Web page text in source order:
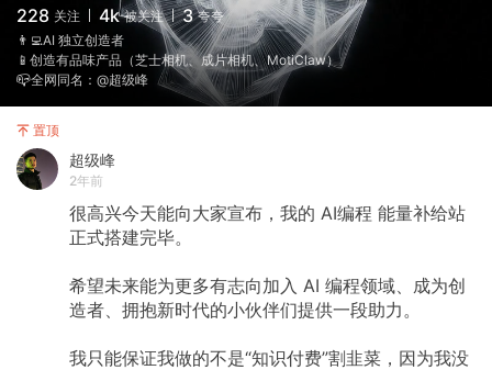
228 关注 4k 被关注 3 夸夸
👨‍💻AI 独立创造者
📱创造有品味产品（芝士相机、成片相机、MotiClaw）
📪全网同名：@超级峰
置顶
超级峰
2年前
很高兴今天能向大家宣布，我的 AI编程 能量补给站
正式搭建完毕。
希望未来能为更多有志向加入 AI 编程领域、成为创
造者、拥抱新时代的小伙伴们提供一段助力。
我只能保证我做的不是“知识付费”割韭菜，因为我没